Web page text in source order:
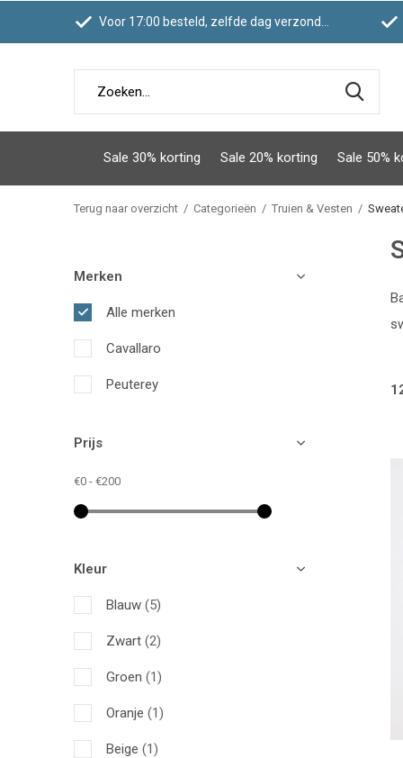
Sale 30% korting Sale 20% korting Sale 50%
Voor 17:00 besteld, zelfde dag verzonden
Terug naar overzicht Categorieën Truien & Vesten
Merken
Alle merken
Cavallaro
Peuterey
Prijs
€0 - €200
Kleur
Blauw (5)
Zwart (2)
Groen (1)
Oranje (1)
Beige (1)